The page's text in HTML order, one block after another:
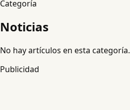
Categoría
Noticias
No hay artículos en esta categoría.
Publicidad